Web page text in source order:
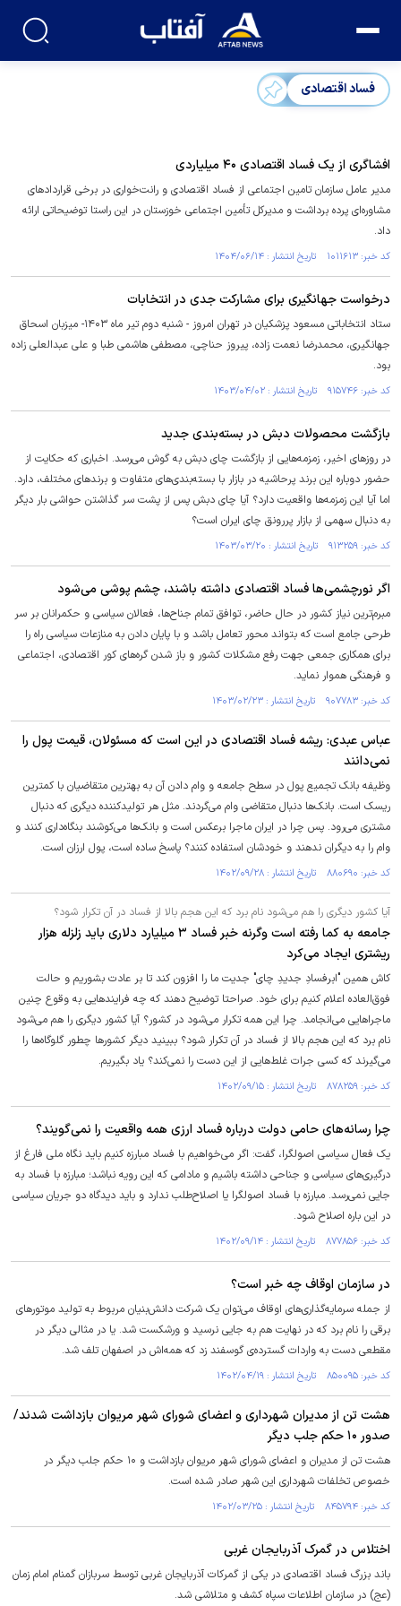
فساد اقتصادی
افشاگری از یک فساد اقتصادی ۴۰ میلیاردی
مدیر عامل سازمان تامین اجتماعی از فساد اقتصادی و رانت‌خواری در برخی قرارداد‌های
مشاوره‌ای پرده برداشت و مدیرکل تأمین اجتماعی خوزستان در این راستا توضیحاتی ارائه
داد.
کد خبر: ۱۰۱۱۶۱۳ تاریخ انتشار : ۱۴۰۴/۰۶/۱۴
درخواست جهانگیری برای مشارکت جدی در انتخابات
ستاد انتخاباتی مسعود پزشکیان در تهران امروز - شنبه دوم تیر ماه ۱۴۰۳- میزبان اسحاق
جهانگیری، محمدرضا نعمت زاده، پیروز حناچی، مصطفی هاشمی طبا و علی عبدالعلی زاده
بود.
کد خبر: ۹۱۵۷۴۶ تاریخ انتشار : ۱۴۰۳/۰۴/۰۲
بازگشت محصولات دبش در بسته‌بندی جدید
در روزهای اخیر، زمزمه‌هایی از بازگشت چای دبش به گوش می‌رسد. اخباری که حکایت از
حضور دوباره این برند پرحاشیه در بازار با بسته‌بندی‌های متفاوت و برندهای مختلف، دارد.
اما آیا این زمزمه‌ها واقعیت دارد؟ آیا چای دبش پس از پشت سر گذاشتن حواشی بار دیگر
به دنبال سهمی از بازار پررونق چای ایران است؟
کد خبر: ۹۱۳۲۵۹ تاریخ انتشار : ۱۴۰۳/۰۳/۲۰
اگر نورچشمی‌ها فساد اقتصادی داشته باشند، چشم پوشی می‌شود
مبرم‌ترین نیاز کشور در حال حاضر، توافق تمام جناح‌ها، فعالان سیاسی و حکمرانان بر سر
طرحی جامع است که بتواند محور تعامل باشد و با پایان دادن به منازعات سیاسی راه را
برای همکاری جمعی جهت رفع مشکلات کشور و باز شدن گره‌های کور اقتصادی، اجتماعی
و فرهنگی هموار نماید.
کد خبر: ۹۰۷۷۸۳ تاریخ انتشار : ۱۴۰۳/۰۲/۲۳
عباس عبدی: ریشه فساد اقتصادی در این است که مسئولان، قیمت پول را
نمی‌دانند
وظیفه بانک تجمیع پول در سطح جامعه و وام دادن آن به بهترین متقاضیان با کمترین
ریسک است. بانک‌ها دنبال متقاضی وام می‌گردند. مثل هر تولیدکننده دیگری که دنبال
مشتری می‌رود. پس چرا در ایران ماجرا برعکس است و بانک‌ها می‌کوشند بنگاه‌داری کنند و
وام را به دیگران ندهند و خودشان استفاده کنند؟ پاسخ ساده است، پول ارزان است.
کد خبر: ۸۸۰۶۹۰ تاریخ انتشار : ۱۴۰۲/۰۹/۲۸
آیا کشور دیگری را هم می‌شود نام برد که این هجم بالا از فساد در آن تکرار شود؟
جامعه به کما رفته است وگرنه خبر فساد ۳ میلیارد دلاری باید زلزله هزار
ریشتری ایجاد می‌کرد
کاش همین "ابرفسادِ جدیدِ چای" جدیت ما را افزون کند تا بر عادت بشوریم و حالت
فوق‌العاده اعلام کنیم برای خود. صراحتا توضیح دهند که چه فرایند‌هایی به وقوع چنین
ماجرا‌هایی می‌انجامد. چرا این همه تکرار می‌شود در کشور؟ آیا کشور دیگری را هم می‌شود
نام برد که این هجم بالا از فساد در آن تکرار شود؟ ببینید دیگر کشور‌ها چطور گلوگاه‌ها را
می‌گیرند که کسی جرات غلط‌هایی از این دست را نمی‌کند؟ یاد بگیریم.
کد خبر: ۸۷۸۲۵۹ تاریخ انتشار : ۱۴۰۲/۰۹/۱۵
چرا رسانه‌‏های حامی دولت درباره فساد ارزی همه واقعیت را نمی‌گویند؟
یک فعال سیاسی اصولگرا، گفت: اگر می‌خواهیم با فساد مبارزه کنیم باید نگاه ملی فارغ از
درگیری‌های سیاسی و جناحی داشته باشیم و مادامی که این رویه نباشد؛ مبارزه با فساد به
جایی نمی‌رسد. مبارزه با فساد اصولگرا یا اصلاح‌طلب ندارد و باید دیدگاه دو جریان سیاسی
در این باره اصلاح شود.
کد خبر: ۸۷۷۸۵۶ تاریخ انتشار : ۱۴۰۲/۰۹/۱۴
در سازمان اوقاف چه خبر است؟
از جمله سرمایه‌گذاری‌های اوقاف می‌توان یک شرکت دانش‌بنیان مربوط به تولید موتور‌های
برقی را نام برد که در نهایت هم به جایی نرسید و ورشکست شد. یا در مثالی دیگر در
مقطعی دست به واردات گسترده‌ی گوسفند زد که همه‌اش در اصفهان تلف شد.
کد خبر: ۸۵۰۰۹۵ تاریخ انتشار : ۱۴۰۲/۰۴/۱۹
هشت تن از مدیران شهرداری و اعضای شورای شهر مریوان بازداشت شدند/
صدور ۱۰ حکم جلب دیگر
هشت تن از مدیران و اعضای شورای شهر مریوان بازداشت و ۱۰ حکم جلب دیگر در
خصوص تخلفات شهرداری این شهر صادر شده است.
کد خبر: ۸۴۵۷۹۴ تاریخ انتشار : ۱۴۰۲/۰۳/۲۵
اختلاس در گمرک آذربایجان غربی
باند بزرگ فساد اقتصادی در یکی از گمرکات آذربایجان غربی توسط سربازان گمنام امام زمان
(عج) در سازمان اطلاعات سپاه کشف و متلاشی شد.